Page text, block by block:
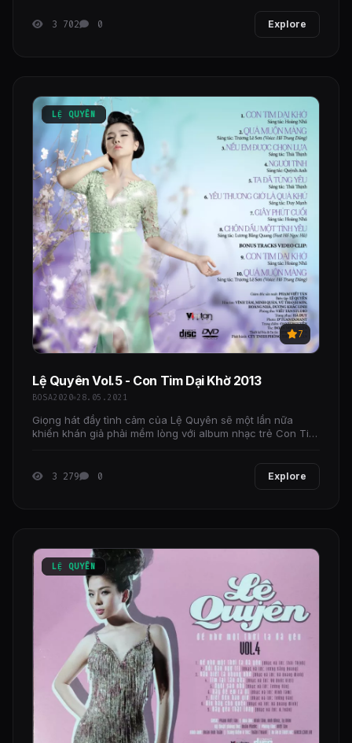
3 702 0 Explore
LỆ QUYÊN
7
Lệ Quyên Vol.5 - Con Tim Dại Khờ 2013
BOSA2020 28.05.2021
Giọng hát đầy tình cảm của Lệ Quyên sẽ một lần nữa
khiến khán giả phải mềm lòng với album nhạc trẻ Con Tim
3 279 0 Explore
LỆ QUYÊN